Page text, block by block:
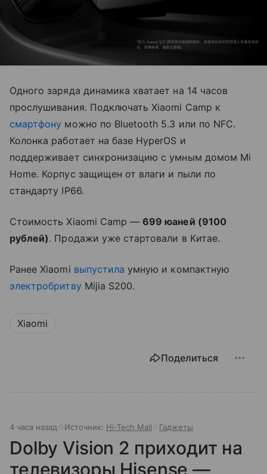
Одного заряда динамика хватает на 14 часов
прослушивания. Подключать Xiaomi Camp к
смартфону можно по Bluetooth 5.3 или по NFC.
Колонка работает на базе HyperOS и
поддерживает синхронизацию с умным домом Mi
Home. Корпус защищен от влаги и пыли по
стандарту IP66.
Стоимость Xiaomi Camp —699 юаней (9100
рублей). Продажи уже стартовали в Китае.
Ранее Xiaomi выпустила умную и компактную
электробритву Mijia S200.
Xiaomi
Поделиться
4 часа назад Источник: Hi-Tech Mail Гаджеты
Dolby Vision 2 приходит на
телевизоры Hisense —